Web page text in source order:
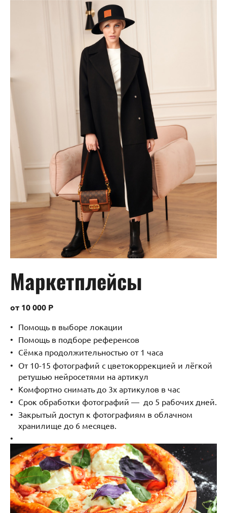
Маркетплейсы
от 10 000 Р
Помощь в выборе локации
Помощь в подборе референсов
Сёмка продолжительностью от 1 часа
От 10-15 фотографий с цветокоррекцией и лёгкой
ретушью нейросетями на артикул
Комфортно снимать до 3х артикулов в час
Срок обработки фотографий — до 5 рабочих дней.
Закрытый доступ к фотографиям в облачном
хранилище до 6 месяцев.